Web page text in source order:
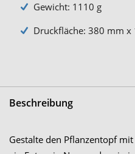
Gewicht: 1110 g
Druckfläche: 380 mm x
Beschreibung
Gestalte den Pflanzentopf